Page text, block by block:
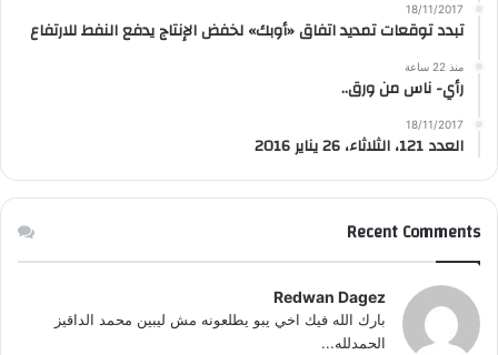
18/11/2017
تبدد توقعات تمديد اتفاق «أوبك» لخفض الإنتاج يدفع النفط للارتفاع
منذ 22 ساعة
رأي- ناس من ورق..
18/11/2017
العدد 121، الثلاثاء، 26 يناير 2016
Recent Comments
Redwan Dagez
بارك الله فيك اخي يبو يطلعونه مش ليبين محمد الداقيز
الحمدلله...